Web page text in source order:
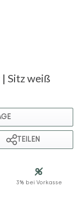
Sitz weiß
TEILEN
3% bei Vorkasse